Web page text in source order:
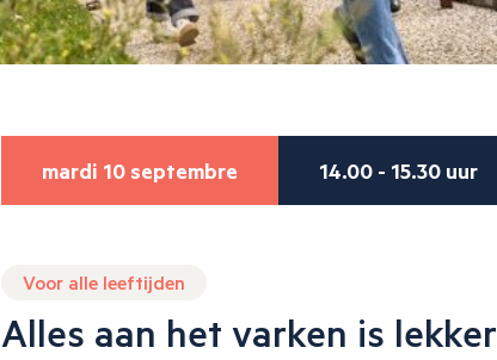
mardi 10 septembre 14.00 - 15.30 uur
Voor alle leeftijden
Alles aan het varken is lekker